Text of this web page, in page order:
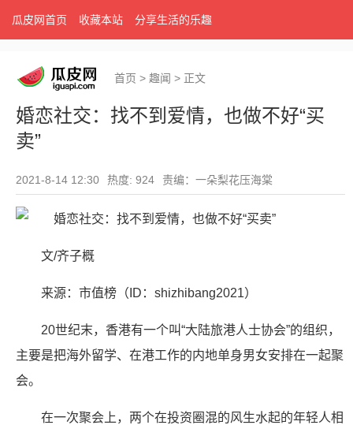
瓜皮网首页 收藏本站 分享生活的乐趣
首页 > 趣闻 > 正文
婚恋社交：找不到爱情，也做不好“买
卖”
2021-8-14 12:30 热度: 924 责编：一朵梨花压海棠
文/齐子概
来源：市值榜（ID：shizhibang2021）
20世纪末，香港有一个叫“大陆旅港人士协会”的组织，
主要是把海外留学、在港工作的内地单身男女安排在一起聚
会。
在一次聚会上，两个在投资圈混的风生水起的年轻人相